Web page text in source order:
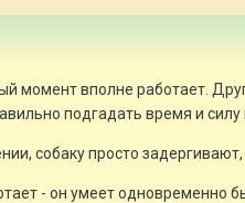
вполне работает.
подгадать время и силу
собаку просто
- он умеет одновременно